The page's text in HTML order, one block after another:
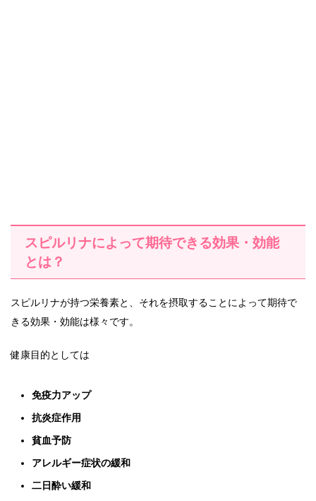
スピルリナによって期待できる効果・効能
とは？
スピルリナが持つ栄養素と、それを摂取することによって期待で
きる効果・効能は様々です。
健康目的としては
免疫力アップ
抗炎症作用
貧血予防
アレルギー症状の緩和
二日酔い緩和